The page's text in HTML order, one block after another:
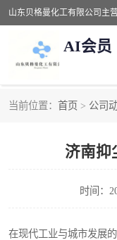
AI会员
当前位置： 首页 > 公司
济南抑
时间：
在现代工业与城市发展
氢氧化镁